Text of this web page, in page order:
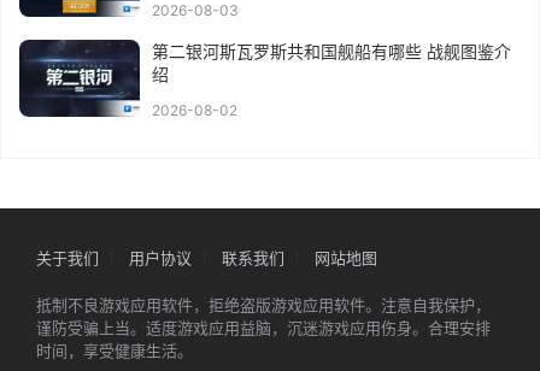
2026-08-03
第二银河斯瓦罗斯共和国舰船有哪些 战舰图鉴介
绍
2026-08-02
关于我们 用户协议 联系我们 网站地图
抵制不良游戏应用软件，拒绝盗版游戏应用软件。注意自我保护，
谨防受骗上当。适度游戏应用益脑，沉迷游戏应用伤身。合理安排
时间，享受健康生活。